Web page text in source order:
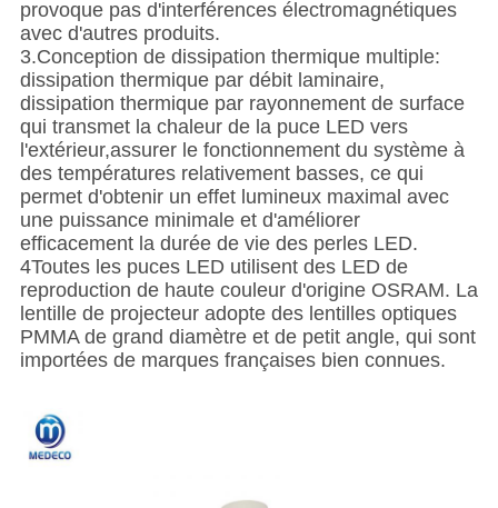
provoque pas d'interférences électromagnétiques
avec d'autres produits.
3.Conception de dissipation thermique multiple:
dissipation thermique par débit laminaire,
dissipation thermique par rayonnement de surface
qui transmet la chaleur de la puce LED vers
l'extérieur,assurer le fonctionnement du système à
des températures relativement basses, ce qui
permet d'obtenir un effet lumineux maximal avec
une puissance minimale et d'améliorer
efficacement la durée de vie des perles LED.
4Toutes les puces LED utilisent des LED de
reproduction de haute couleur d'origine OSRAM. La
lentille de projecteur adopte des lentilles optiques
PMMA de grand diamètre et de petit angle, qui sont
importées de marques françaises bien connues.